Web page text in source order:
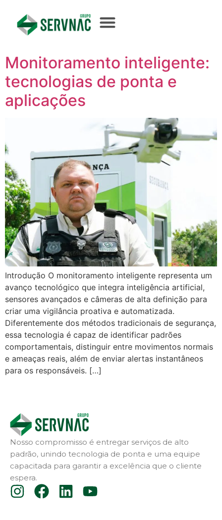
Monitoramento inteligente:
tecnologias de ponta e
aplicações
Introdução O monitoramento inteligente representa um
avanço tecnológico que integra inteligência artificial,
sensores avançados e câmeras de alta definição para
criar uma vigilância proativa e automatizada.
Diferentemente dos métodos tradicionais de segurança,
essa tecnologia é capaz de identificar padrões
comportamentais, distinguir entre movimentos normais
e ameaças reais, além de enviar alertas instantâneos
para os responsáveis. […]
Nosso compromisso é entregar serviços de alto
padrão, unindo tecnologia de ponta e uma equipe
capacitada para garantir a excelência que o cliente
espera.